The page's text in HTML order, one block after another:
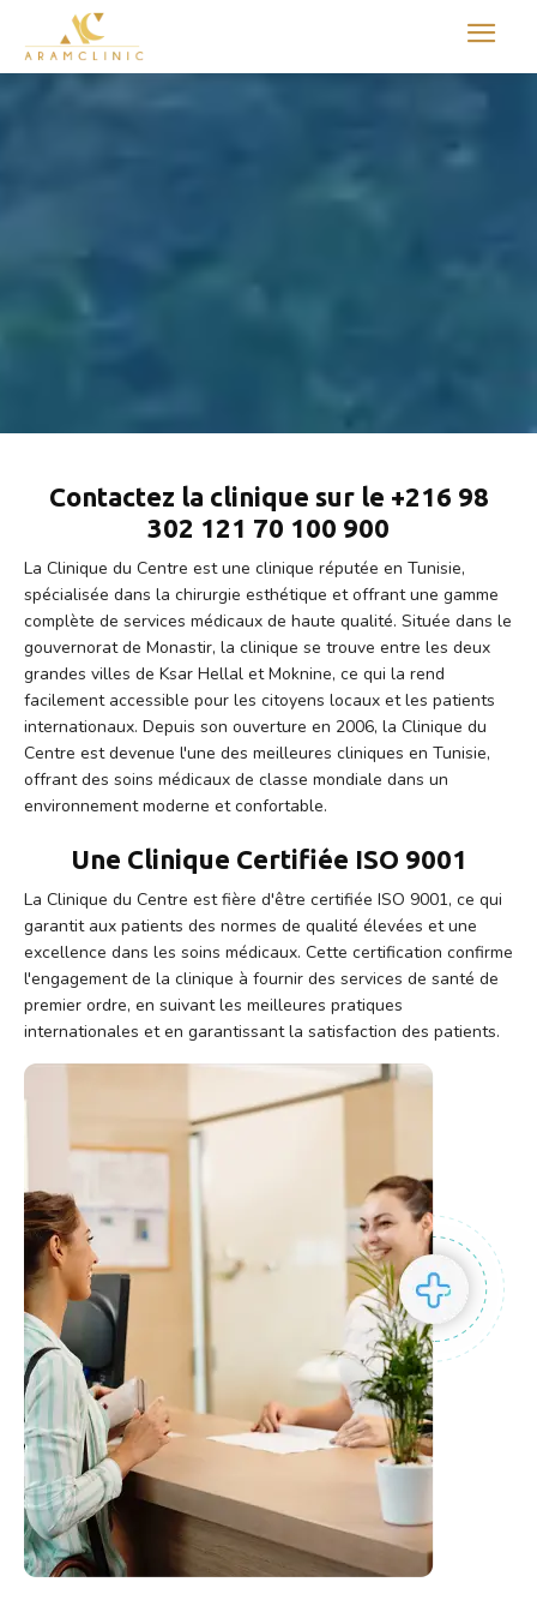
Aram international
Contactez la clinique sur le +216 98
302 121 70 100 900
La Clinique du Centre est une clinique réputée en Tunisie,
spécialisée dans la chirurgie esthétique et offrant une gamme
complète de services médicaux de haute qualité. Située dans le
gouvernorat de Monastir, la clinique se trouve entre les deux
grandes villes de Ksar Hellal et Moknine, ce qui la rend
facilement accessible pour les citoyens locaux et les patients
internationaux. Depuis son ouverture en 2006, la Clinique du
Centre est devenue l'une des meilleures cliniques en Tunisie,
offrant des soins médicaux de classe mondiale dans un
environnement moderne et confortable.
Une Clinique Certifiée ISO 9001
La Clinique du Centre est fière d'être certifiée ISO 9001, ce qui
garantit aux patients des normes de qualité élevées et une
excellence dans les soins médicaux. Cette certification confirme
l'engagement de la clinique à fournir des services de santé de
premier ordre, en suivant les meilleures pratiques
internationales et en garantissant la satisfaction des patients.